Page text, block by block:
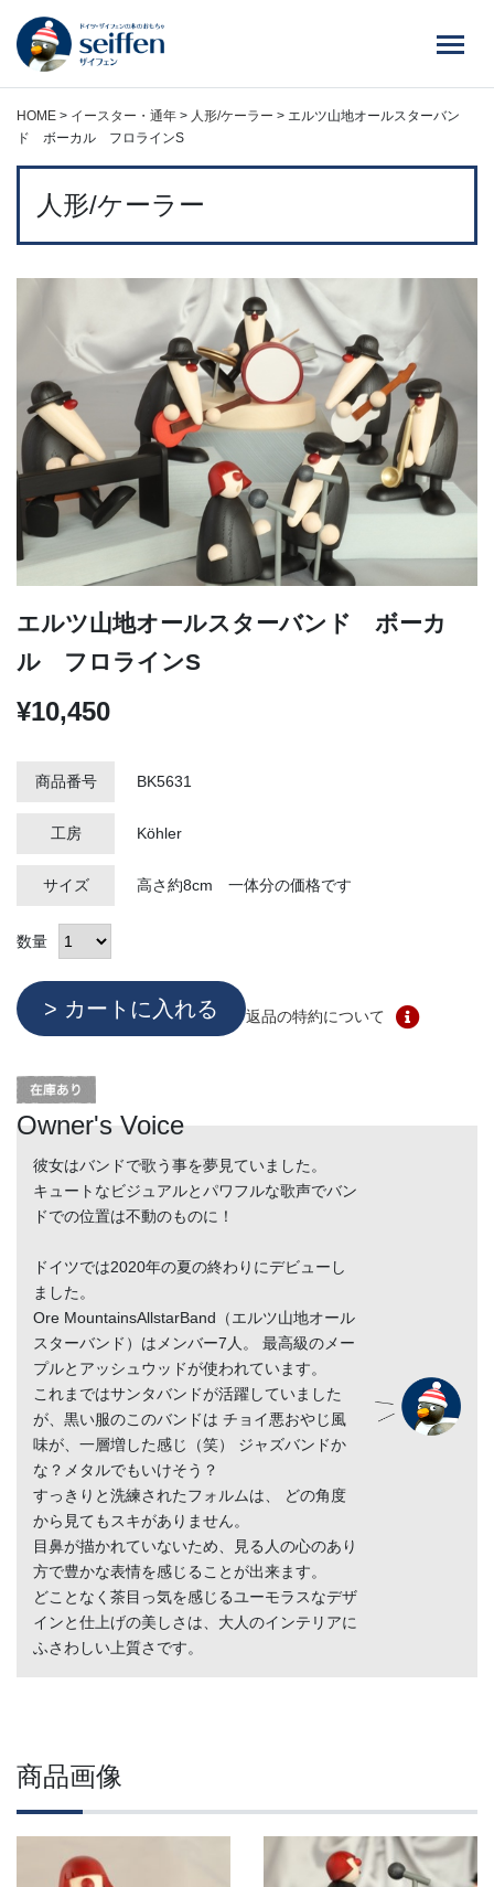
ン
HOME > イースター・通年 > 人形/ケーラー > エルツ山地オールスターバン
ド ボーカル フロラインS
人形/ケーラー
エルツ山地オールスターバンド ボーカ
ル フロラインS
¥10,450
商品番号 BK5631
工房 Köhler
サイズ 高さ約8cm 一体分の価格です
数量
返品の特約について
Owner's Voice
彼女はバンドで歌う事を夢見ていました。
キュートなビジュアルとパワフルな歌声でバン
ドでの位置は不動のものに！
ドイツでは2020年の夏の終わりにデビューし
ました。
Ore MountainsAllstarBand（エルツ山地オール
スターバンド）はメンバー7人。 最高級のメー
プルとアッシュウッドが使われています。
これまではサンタバンドが活躍していました
が、黒い服のこのバンドは チョイ悪おやじ風
味が、一層増した感じ（笑） ジャズバンドか
な？メタルでもいけそう？
すっきりと洗練されたフォルムは、 どの角度
から見てもスキがありません。
目鼻が描かれていないため、見る人の心のあり
方で豊かな表情を感じることが出来ます。
どことなく茶目っ気を感じるユーモラスなデザ
インと仕上げの美しさは、大人のインテリアに
ふさわしい上質さです。
商品画像